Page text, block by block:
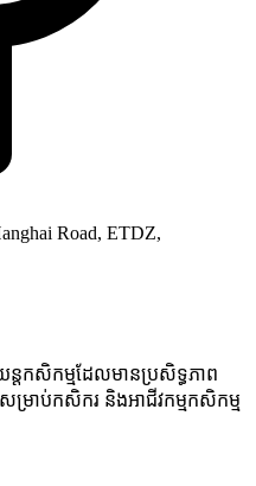
Road, ETDZ,
តកសិកម្មដែលមានប្រសិទ្ធភាព
រាប់កសិករ និងអាជីវកម្មកសិកម្ម